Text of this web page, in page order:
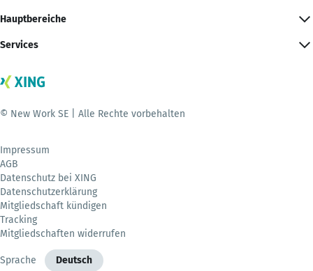
Hauptbereiche
Services
© New Work SE | Alle Rechte vorbehalten
Impressum
AGB
Datenschutz bei XING
Datenschutzerklärung
Mitgliedschaft kündigen
Tracking
Mitgliedschaften widerrufen
Sprache Deutsch